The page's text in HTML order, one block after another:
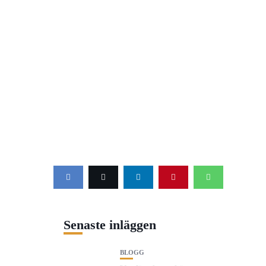
Senaste inläggen
BLOGG